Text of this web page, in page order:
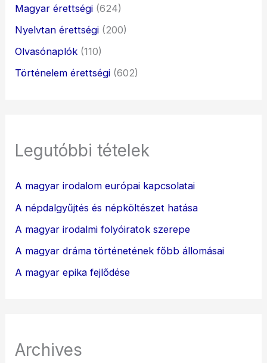
Magyar érettségi (624)
Nyelvtan érettségi (200)
Olvasónaplók (110)
Történelem érettségi (602)
Legutóbbi tételek
A magyar irodalom európai kapcsolatai
A népdalgyűjtés és népköltészet hatása
A magyar irodalmi folyóiratok szerepe
A magyar dráma történetének főbb állomásai
A magyar epika fejlődése
Archives